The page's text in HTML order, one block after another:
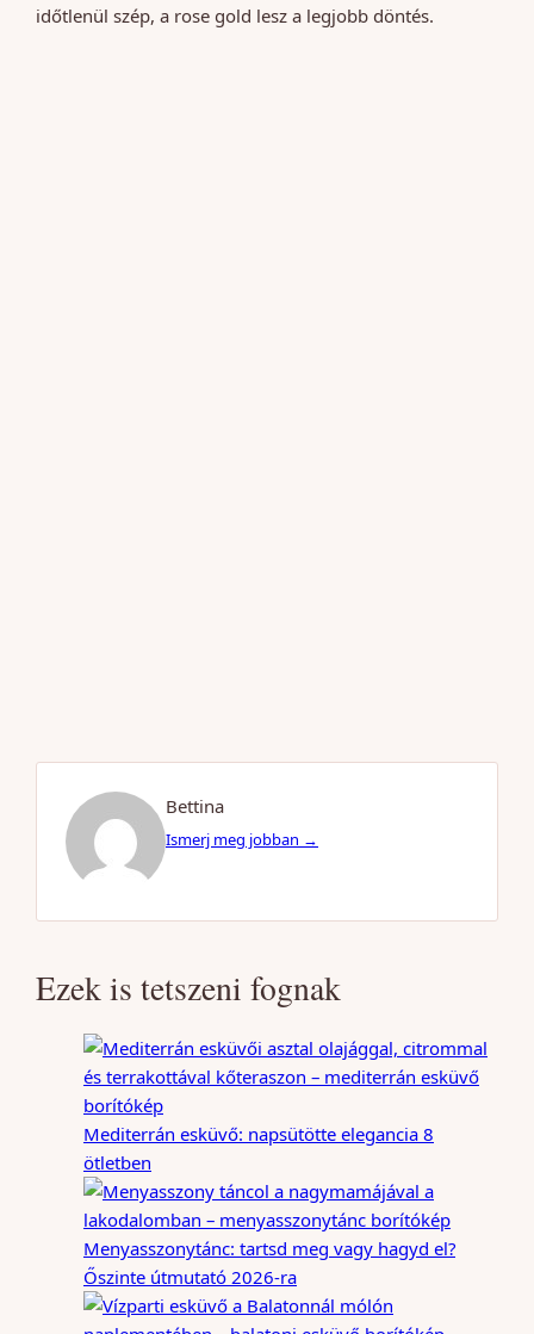
időtlenül szép, a rose gold lesz a legjobb döntés.
Bettina
Ismerj meg jobban →
Ezek is tetszeni fognak
Mediterrán esküvő: napsütötte elegancia 8
ötletben
Menyasszonytánc: tartsd meg vagy hagyd el?
Őszinte útmutató 2026-ra